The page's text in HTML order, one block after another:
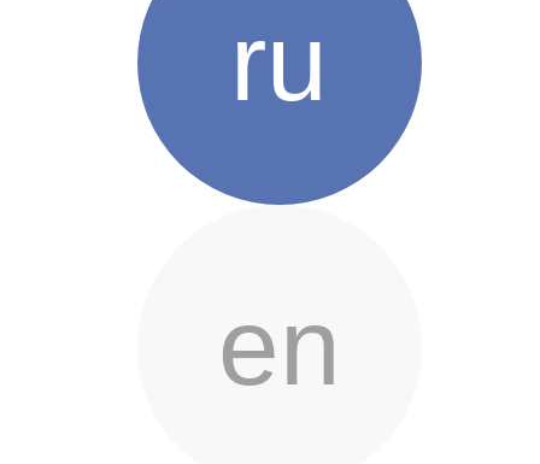
ru
en